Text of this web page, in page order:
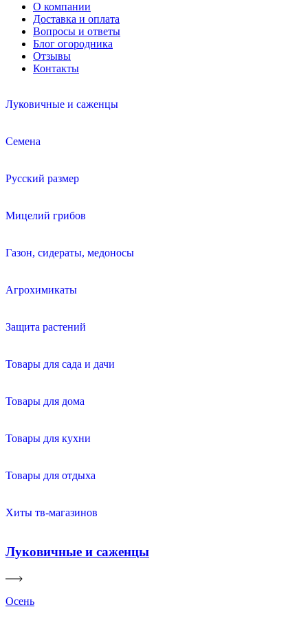
О компании
Доставка и оплата
Вопросы и ответы
Блог огородника
Отзывы
Контакты
Луковичные и саженцы
Семена
Русский размер
Мицелий грибов
Газон, сидераты, медоносы
Агрохимикаты
Защита растений
Товары для сада и дачи
Товары для дома
Товары для кухни
Товары для отдыха
Хиты тв-магазинов
Луковичные и саженцы
Осень